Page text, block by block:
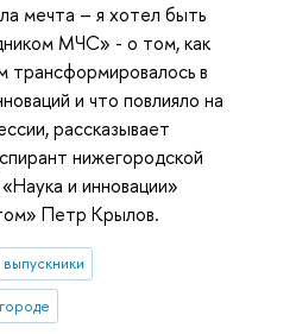
мечта – я хотел быть
МЧС» - о том, как
трансформировалось в
и что повлияло на
рассказывает
нижегородской
и инновации»
Петр Крылов.
выпускники